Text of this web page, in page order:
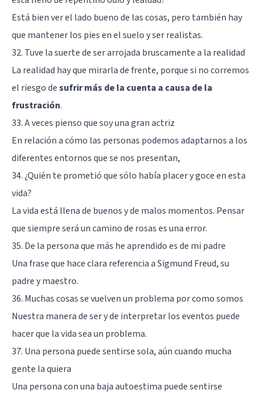
Está bien ver el lado bueno de las cosas, pero también hay
que mantener los pies en el suelo y ser realistas.
32. Tuve la suerte de ser arrojada bruscamente a la realidad
La realidad hay que mirarla de frente, porque si no corremos
el riesgo desufrir más de la cuenta a causa de la
frustración.
33. A veces pienso que soy una gran actriz
En relación a cómo las personas podemos adaptarnos a los
diferentes entornos que se nos presentan,
34. ¿Quién te prometió que sólo había placer y goce en esta
vida?
La vida está llena de buenos y de malos momentos. Pensar
que siempre será un camino de rosas es una error.
35. De la persona que más he aprendido es de mi padre
Una frase que hace clara referencia a Sigmund Freud, su
padre y maestro.
36. Muchas cosas se vuelven un problema por como somos
Nuestra manera de ser y de interpretar los eventos puede
hacer que la vida sea un problema.
37. Una persona puede sentirse sola, aún cuando mucha
gente la quiera
Una persona con una baja autoestima puede sentirse